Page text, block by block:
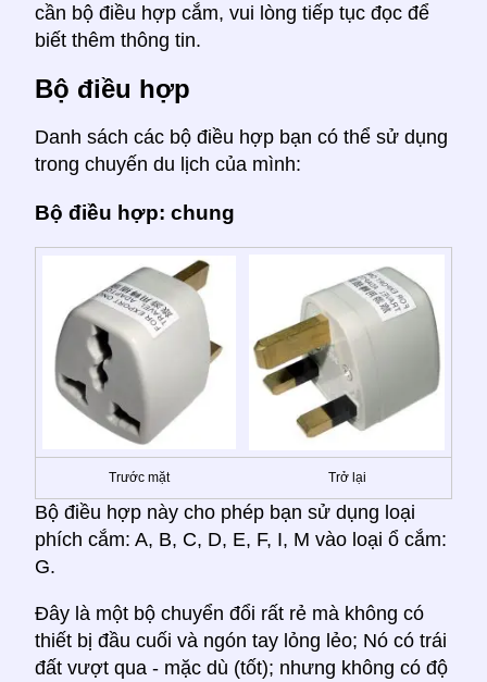
cần bộ điều hợp cắm, vui lòng tiếp tục đọc để
biết thêm thông tin.
Bộ điều hợp
Danh sách các bộ điều hợp bạn có thể sử dụng
trong chuyến du lịch của mình:
Bộ điều hợp: chung
Trước mặt Trở lại
Bộ điều hợp này cho phép bạn sử dụng loại
phích cắm: A, B, C, D, E, F, I, M vào loại ổ cắm:
G.
Đây là một bộ chuyển đổi rất rẻ mà không có
thiết bị đầu cuối và ngón tay lỏng lẻo; Nó có trái
đất vượt qua - mặc dù (tốt); nhưng không có độ